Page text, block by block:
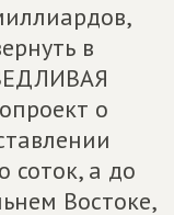
в
о
соток, а до
Востоке,